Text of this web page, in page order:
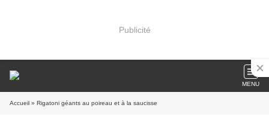
Publicité
MENU
Accueil » Rigatoni géants au poireau et à la saucisse